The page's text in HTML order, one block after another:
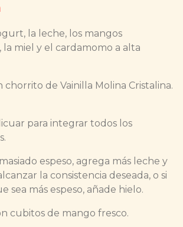
la leche, los mangos
la miel y el cardamomo a alta
chorrito de Vainilla Molina Cristalina.
para integrar todos los
espeso, agrega más leche y
la consistencia deseada, o si
sea más espeso, añade hielo.
cubitos de mango fresco.